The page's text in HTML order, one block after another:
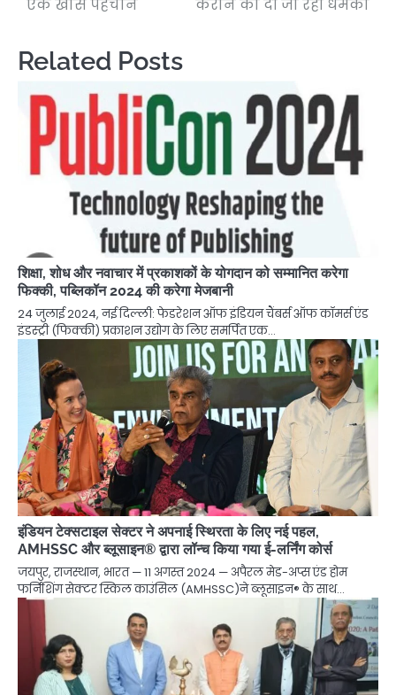
एक खास पहचान कराने की दी जा रही धमकी
Related Posts
शिक्षा, शोध और नवाचार में प्रकाशकों के योगदान को सम्मानित करेगा
फिक्की, पब्लिकॉन 2024 की करेगा मेजबानी
24 जुलाई 2024, नई दिल्ली: फेडरेशन ऑफ इंडियन चैंबर्स ऑफ कॉमर्स एंड
इंडस्ट्री (फिक्की) प्रकाशन उद्योग के लिए समर्पित एक…
इंडियन टेक्सटाइल सेक्टर ने अपनाई स्थिरता के लिए नई पहल,
AMHSSC और ब्लूसाइन® द्वारा लॉन्च किया गया ई-लर्निंग कोर्स
जयपुर, राजस्थान, भारत — 11 अगस्त 2024 — अपैरल मेड-अप्स एंड होम
फर्निशिंग सेक्टर स्किल काउंसिल (AMHSSC)ने ब्लूसाइन® के साथ…